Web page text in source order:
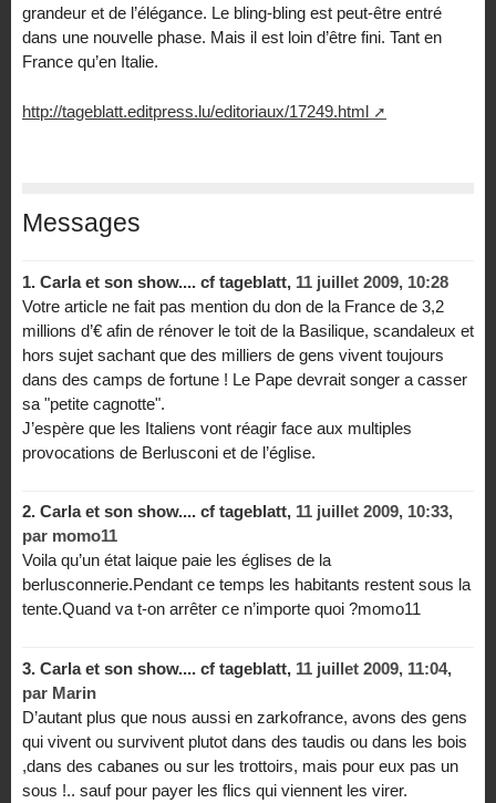
grandeur et de l’élégance. Le bling-bling est peut-être entré
dans une nouvelle phase. Mais il est loin d’être fini. Tant en
France qu’en Italie.
http://tageblatt.editpress.lu/editoriaux/17249.html
Messages
1. Carla et son show.... cf tageblatt, 11 juillet 2009, 10:28
Votre article ne fait pas mention du don de la France de 3,2
millions d’€ afin de rénover le toit de la Basilique, scandaleux et
hors sujet sachant que des milliers de gens vivent toujours
dans des camps de fortune ! Le Pape devrait songer a casser
sa "petite cagnotte".
J’espère que les Italiens vont réagir face aux multiples
provocations de Berlusconi et de l’église.
2. Carla et son show.... cf tageblatt, 11 juillet 2009, 10:33,
par momo11
Voila qu’un état laique paie les églises de la
berlusconnerie.Pendant ce temps les habitants restent sous la
tente.Quand va t-on arrêter ce n’importe quoi ?momo11
3. Carla et son show.... cf tageblatt, 11 juillet 2009, 11:04,
par Marin
D’autant plus que nous aussi en zarkofrance, avons des gens
qui vivent ou survivent plutot dans des taudis ou dans les bois
,dans des cabanes ou sur les trottoirs, mais pour eux pas un
sous !.. sauf pour payer les flics qui viennent les virer.